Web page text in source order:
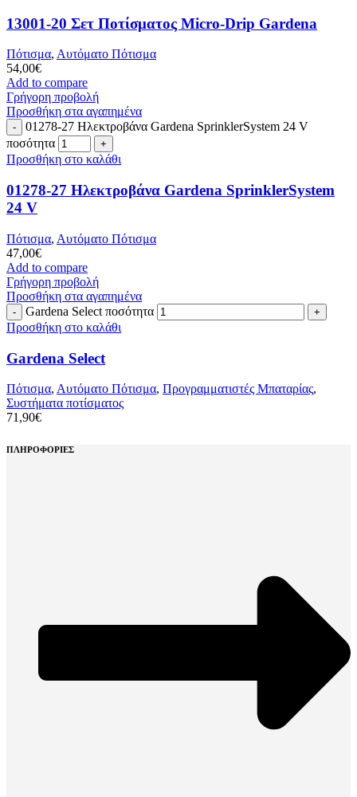
13001-20 Σετ Ποτίσματος Micro-Drip Gardena
Πότισμα, Αυτόματο Πότισμα
54,00€
Add to compare
Γρήγορη προβολή
Προσθήκη στα αγαπημένα
01278-27 Ηλεκτροβάνα Gardena SprinklerSystem 24 V
ποσότητα
Προσθήκη στο καλάθι
01278-27 Ηλεκτροβάνα Gardena SprinklerSystem
24 V
Πότισμα, Αυτόματο Πότισμα
47,00€
Add to compare
Γρήγορη προβολή
Προσθήκη στα αγαπημένα
Gardena Select ποσότητα
Προσθήκη στο καλάθι
Gardena Select
Πότισμα, Αυτόματο Πότισμα, Προγραμματιστές Μπαταρίας,
Συστήματα ποτίσματος
71,90€
ΠΛΗΡΟΦΟΡΙΕΣ